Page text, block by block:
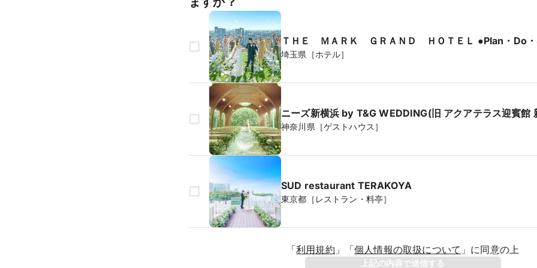
ＴＨＥ ＭＡＲＫ ＧＲＡＮＤ Ｈ
埼玉県［ホテル］
ニーズ新横浜 by T&G WEDDING(旧 アクアテラス迎賓館
神奈川県［ゲストハウス］
SUD restaurant TERAKOYA
東京都［レストラン・料亭］
「利用規約 」 「個人情報の取扱について 」 に同意の上
上記の内容で送信する